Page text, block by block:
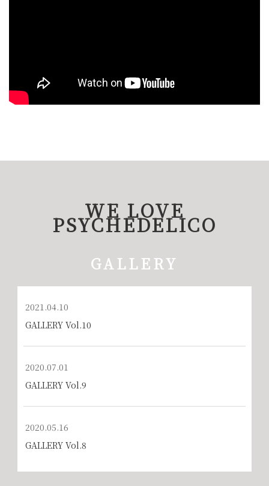
WE LOVE
PSYCHEDELICO
GALLERY
2021.04.10
GALLERY Vol.10
2020.07.01
GALLERY Vol.9
2020.05.16
GALLERY Vol.8